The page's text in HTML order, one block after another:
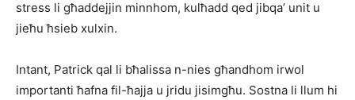
stress li għaddejjin minnhom, kulħadd qed jibqa’ unit u
jieħu ħsieb xulxin.
Intant, Patrick qal li bħalissa n-nies għandhom irwol
importanti ħafna fil-ħajja u jridu jisimgħu. Sostna li llum hi